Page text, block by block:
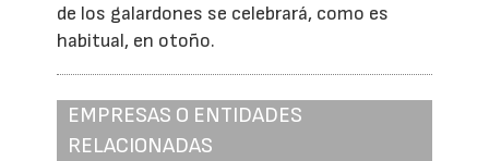
de los galardones se celebrará, como es
habitual, en otoño.
EMPRESAS O ENTIDADES
RELACIONADAS